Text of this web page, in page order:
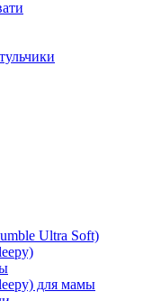
Ultra Soft)
для мамы